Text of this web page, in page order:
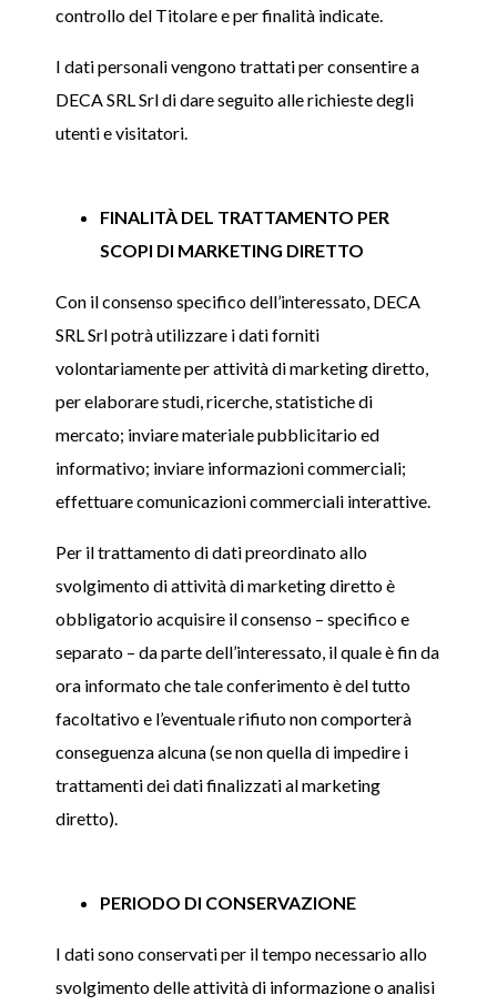
controllo del Titolare e per finalità indicate.
I dati personali vengono trattati per consentire a
DECA SRL Srl di dare seguito alle richieste degli
utenti e visitatori.
FINALITÀ DEL TRATTAMENTO PER
SCOPI DI MARKETING DIRETTO
Con il consenso specifico dell’interessato, DECA
SRL Srl potrà utilizzare i dati forniti
volontariamente per attività di marketing diretto,
per elaborare studi, ricerche, statistiche di
mercato; inviare materiale pubblicitario ed
informativo; inviare informazioni commerciali;
effettuare comunicazioni commerciali interattive.
Per il trattamento di dati preordinato allo
svolgimento di attività di marketing diretto è
obbligatorio acquisire il consenso – specifico e
separato – da parte dell’interessato, il quale è fin da
ora informato che tale conferimento è del tutto
facoltativo e l’eventuale rifiuto non comporterà
conseguenza alcuna (se non quella di impedire i
trattamenti dei dati finalizzati al marketing
diretto).
PERIODO DI CONSERVAZIONE
I dati sono conservati per il tempo necessario allo
svolgimento delle attività di informazione o analisi